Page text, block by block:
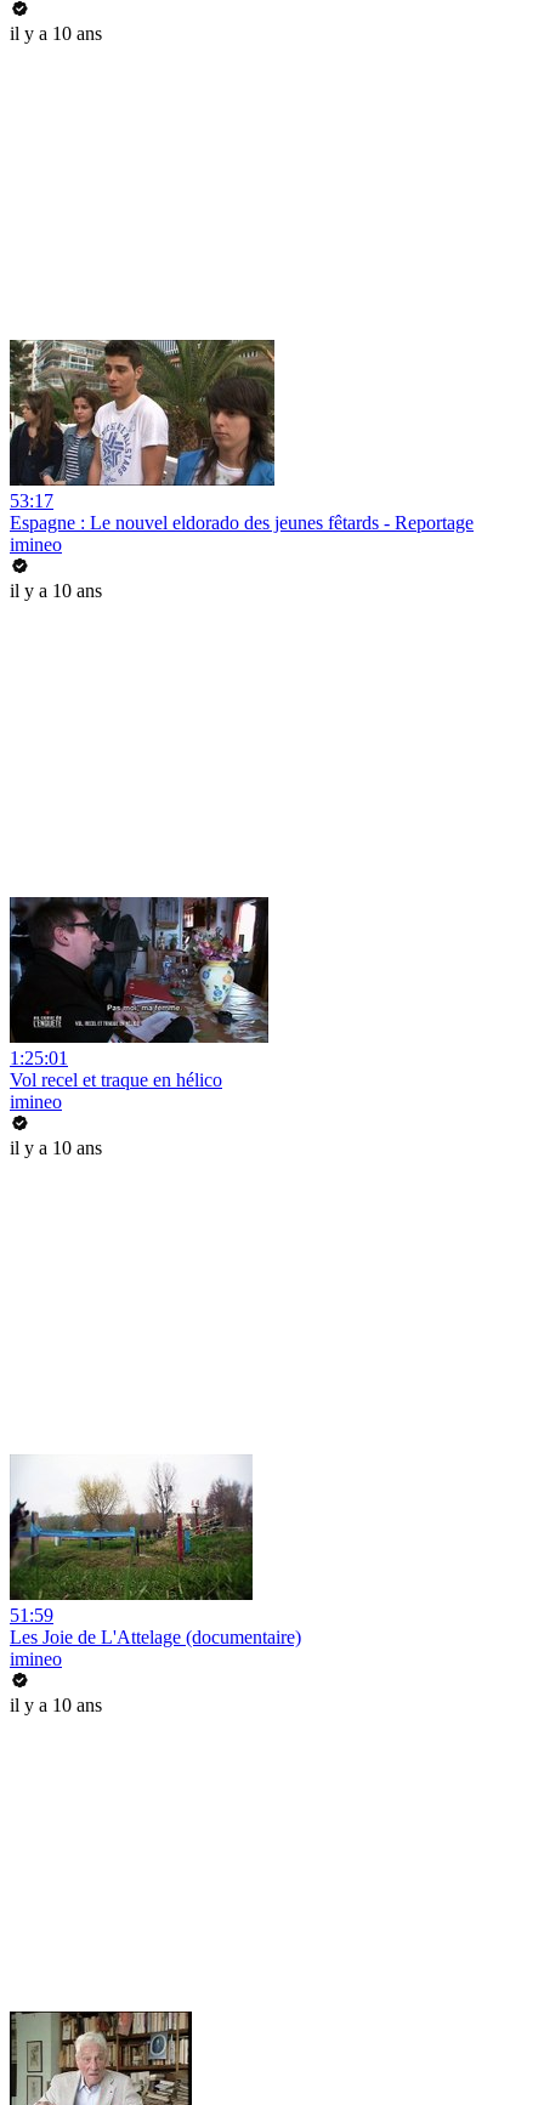
il y a 10 ans
53:17
Espagne : Le nouvel eldorado des jeunes fêtards - Reportage
imineo
il y a 10 ans
1:25:01
Vol recel et traque en hélico
imineo
il y a 10 ans
51:59
Les Joie de L'Attelage (documentaire)
imineo
il y a 10 ans